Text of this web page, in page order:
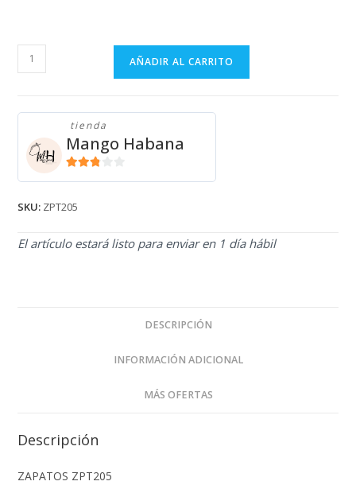
ZAPATOS
ZPT205
AÑADIR AL CARRITO
tienda
Mango Habana
SKU: ZPT205
El artículo estará listo para enviar en 1 día hábil
DESCRIPCIÓN
INFORMACIÓN ADICIONAL
MÁS OFERTAS
Descripción
ZAPATOS ZPT205